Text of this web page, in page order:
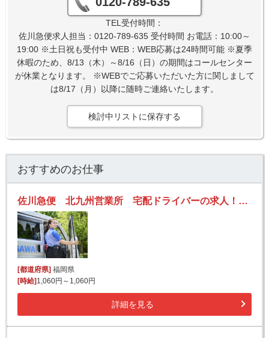
TEL受付時間：
佐川急便求人担当：0120-789-635 受付時間 お電話：10:00～
19:00 ※土日祝も受付中 WEB：WEB応募は24時間可能 ※夏季
休暇のため、8/13（木）～8/16（日）の期間はコールセンター
が休業となります。 ※WEBでご応募いただいた方に関しまして
は8/17（月）以降に随時ご連絡いたします。
検討中リストに保存する
おすすめのお仕事
佐川急便 北九州営業所 宅配ドライバーの求人！未経験歓迎！先輩たちがサポートします♪
[都道府県] 福岡県
[時給] 1,060円～1,060円
詳細を見る